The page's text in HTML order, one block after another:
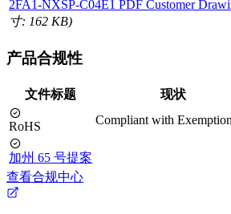
2FA1-NXSP-C04E1 PDF Customer
寸: 162 KB)
产品合规性
文件标题 现状
RoHS Compliant with
加州 65 号提案
查看合规中心